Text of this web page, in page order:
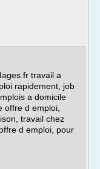
travail a
rapidement, job
a domicile
offre d emploi,
travail chez
d emploi, pour